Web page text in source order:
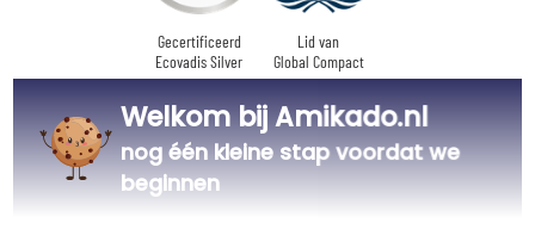
Gecertificeerd
Ecovadis Silver
Lid van
Global Compact
Onze MVO-aanpak|Labels
Dit cadeau is
Welkom bij Amikado.nl
nog één kleine stap voordat we
beginnen